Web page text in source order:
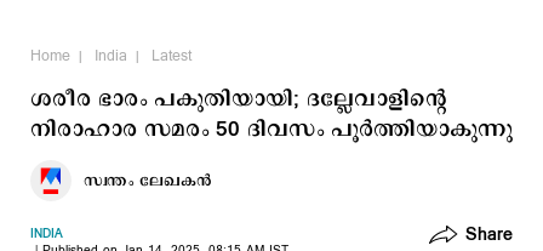
Home India Latest
ശരീര ഭാരം പകുതിയായി; ദല്ലേവാളിന്‍റെ
നിരാഹാര സമരം 50 ദിവസം പൂർത്തിയാകുന്നു
സ്വന്തം ലേഖകൻ
INDIA
Share